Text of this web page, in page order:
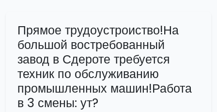
Прямое трудоустроиство!На
большой востребованный
завод в Сдероте требуется
техник по обслуживанию
промышленных машин!Работа
в 3 смены: ут?